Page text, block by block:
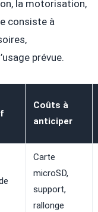
la motorisation,
consiste à
prévue.
Coûts à
anticiper
Carte
microSD,
support,
rallonge